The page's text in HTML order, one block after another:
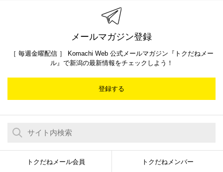
メールマガジン登録
［ 毎週金曜配信 ］ Komachi Web 公式メールマガジン『トクだねメー
ル』で新潟の最新情報をチェックしよう！
登録する
トクだねメール会員 トクだねメンバー